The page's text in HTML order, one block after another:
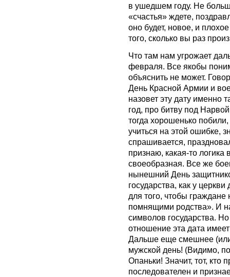
в ушедшем году. Не
«счастья» ждете,
оно будет, новое, и
того, сколько вы раз
Что там нам угрожает
февраля. Все якобы
объяснить не может.
День Красной Армии и
назовет эту дату именно
год, про битву под
тогда хорошенько
учиться на этой ошибке,
спрашивается,
признаю, какая-то
своеобразная. Все же
нынешний День
государства, как у
для того, чтобы
помнящими родства». И
символов государства.
отношение эта дата
Дальше еще смешнее (или
мужской день! (Видимо,
Опаньки! Значит, тот, кто
последователен и